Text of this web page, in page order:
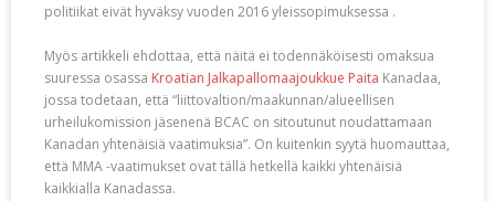
politiikat eivät hyväksy vuoden 2016 yleissopimuksessa .
Myös artikkeli ehdottaa, että näitä ei todennäköisesti omaksua
suuressa osassa Kroatian Jalkapallomaajoukkue Paita Kanadaa,
jossa todetaan, että “liittovaltion/maakunnan/alueellisen
urheilukomission jäsenenä BCAC on sitoutunut noudattamaan
Kanadan yhtenäisiä vaatimuksia”. On kuitenkin syytä huomauttaa,
että MMA -vaatimukset ovat tällä hetkellä kaikki yhtenäisiä
kaikkialla Kanadassa.